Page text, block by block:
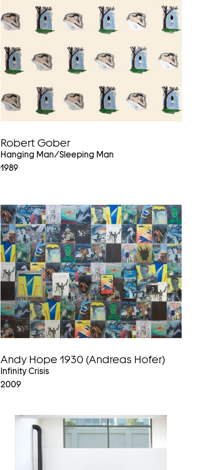
Endgeräten
mit
Touchscreen
können
Sie
mit
Zeigergesten
hoch-
bzw.
runterwischen.
Robert Gober
Hanging Man/Sleeping Man
1989
Andy Hope 1930 (Andreas Hofer)
Infinity Crisis
2009